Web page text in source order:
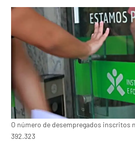
O número de desempregados inscritos
392.323